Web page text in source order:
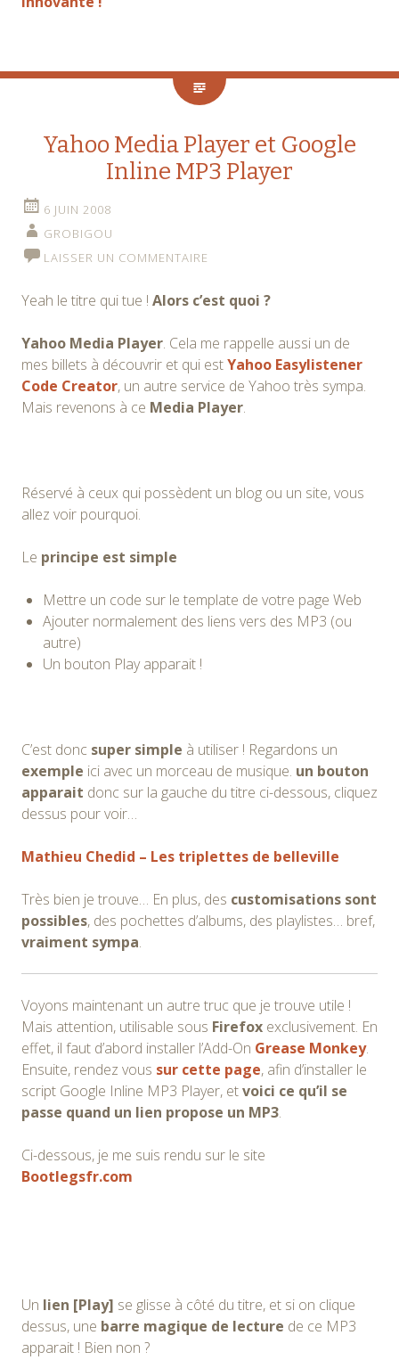
Yahoo Media Player et Google
Inline MP3 Player
6 JUIN 2008
GROBIGOU
LAISSER UN COMMENTAIRE
Yeah le titre qui tue ! Alors c’est quoi ?
Yahoo Media Player. Cela me rappelle aussi un de
mes billets à découvrir et qui estYahoo Easylistener
Code Creator, un autre service de Yahoo très sympa.
Mais revenons à ce Media Player.
Réservé à ceux qui possèdent un blog ou un site, vous
allez voir pourquoi.
Le principe est simple
Mettre un code sur le template de votre page Web
Ajouter normalement des liens vers des MP3 (ou
autre)
Un bouton Play apparait !
C’est donc super simple à utiliser ! Regardons un
exemple ici avec un morceau de musique. un bouton
apparait donc sur la gauche du titre ci-dessous, cliquez
dessus pour voir…
Mathieu Chedid – Les triplettes de belleville
Très bien je trouve… En plus, des customisations sont
possibles, des pochettes d’albums, des playlistes… bref,
vraiment sympa.
Voyons maintenant un autre truc que je trouve utile !
Mais attention, utilisable sous Firefox exclusivement. En
effet, il faut d’abord installer l’Add-On Grease Monkey.
Ensuite, rendez vous sur cette page, afin d’installer le
script Google Inline MP3 Player, etvoici ce qu’il se
passe quand un lien propose un MP3.
Ci-dessous, je me suis rendu sur le site
Bootlegsfr.com
Un lien [Play] se glisse à côté du titre, et si on clique
dessus, une barre magique de lecture de ce MP3
apparait ! Bien non ?